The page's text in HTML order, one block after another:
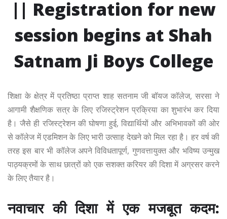
|| Registration for new
session begins at Shah
Satnam Ji Boys College
शिक्षा के क्षेत्र में प्रतिष्ठा प्राप्त शाह सतनाम जी बॉयज कॉलेज, सरसा ने
आगामी शैक्षणिक सत्र के लिए रजिस्ट्रेशन प्रक्रिया का शुभारंभ कर दिया
है। जैसे ही रजिस्ट्रेशन की घोषणा हुई, विद्यार्थियों और अभिभावकों की ओर
से कॉलेज में एडमिशन के लिए भारी उत्साह देखने को मिल रहा है। हर वर्ष की
तरह इस बार भी कॉलेज अपने विविधतापूर्ण, गुणवत्तायुक्त और भविष्य उन्मुख
पाठ्यक्रमों के साथ छात्रों को एक सशक्त करियर की दिशा में अग्रसर करने
के लिए तैयार है।
नवाचार की दिशा में एक मजबूत कदम: